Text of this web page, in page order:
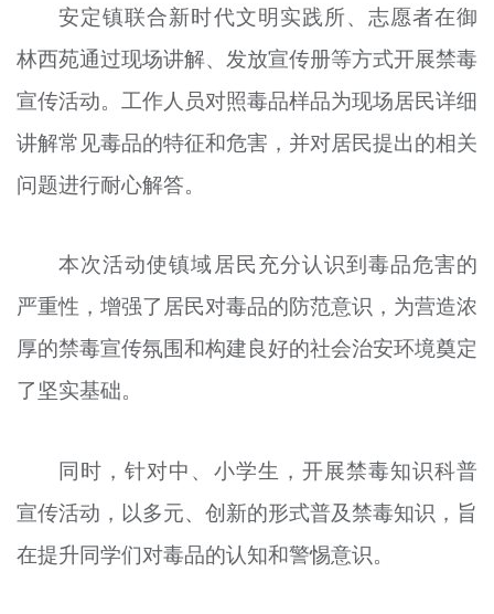
安定镇联合新时代文明实践所、志愿者在御
林西苑通过现场讲解、发放宣传册等方式开展禁毒
宣传活动。工作人员对照毒品样品为现场居民详细
讲解常见毒品的特征和危害，并对居民提出的相关
问题进行耐心解答。
本次活动使镇域居民充分认识到毒品危害的
严重性，增强了居民对毒品的防范意识，为营造浓
厚的禁毒宣传氛围和构建良好的社会治安环境奠定
了坚实基础。
同时，针对中、小学生，开展禁毒知识科普
宣传活动，以多元、创新的形式普及禁毒知识，旨
在提升同学们对毒品的认知和警惕意识。